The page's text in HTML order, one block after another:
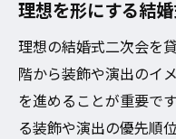
理想を形にする結
理想の結婚式二次会を
階から装飾や演出のイ
を進めることが重要で
る装飾や演出の優先順